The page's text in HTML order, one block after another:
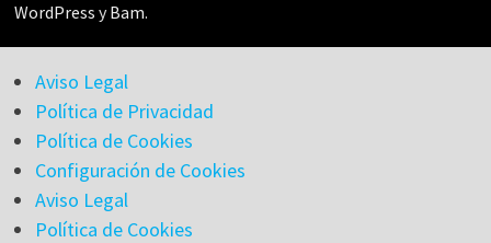
WordPress yBam.
Aviso Legal
Política de Privacidad
Política de Cookies
Configuración de Cookies
Aviso Legal
Política de Cookies